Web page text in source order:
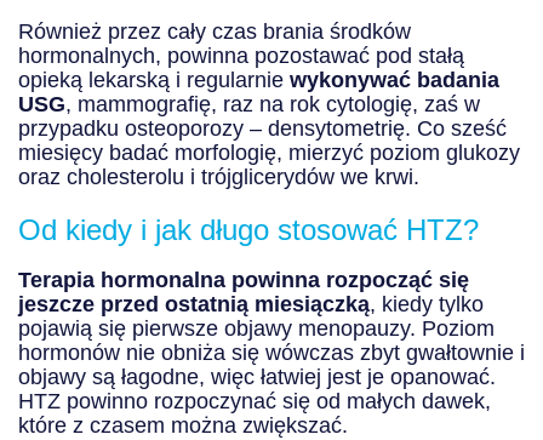
Również przez cały czas brania środków
hormonalnych, powinna pozostawać pod stałą
opieką lekarską i regularnie wykonywać badania
USG, mammografię, raz na rok cytologię, zaś w
przypadku osteoporozy – densytometrię. Co sześć
miesięcy badać morfologię, mierzyć poziom glukozy
oraz cholesterolu i trójglicerydów we krwi.
Od kiedy i jak długo stosować HTZ?
Terapia hormonalna powinna rozpocząć się
jeszcze przed ostatnią miesiączką, kiedy tylko
pojawią się pierwsze objawy menopauzy. Poziom
hormonów nie obniża się wówczas zbyt gwałtownie i
objawy są łagodne, więc łatwiej jest je opanować.
HTZ powinno rozpoczynać się od małych dawek,
które z czasem można zwiększać.